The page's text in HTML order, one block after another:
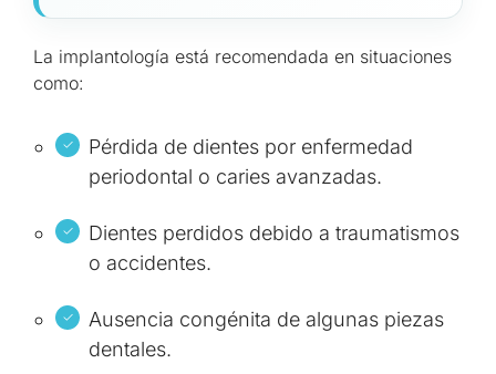
La implantología está recomendada en situaciones
como:
Pérdida de dientes por enfermedad
periodontal o caries avanzadas.
Dientes perdidos debido a traumatismos
o accidentes.
Ausencia congénita de algunas piezas
dentales.